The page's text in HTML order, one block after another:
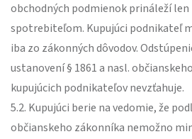
obchodných podmienok prináleží len
spotrebiteľom. Kupujúci podnikateľ
iba zo zákonných dôvodov.
ustanovení § 1861 a nasl.
kupujúcich podnikateľov nevzťahuje.
5.2. Kupujúci berie na vedomie, že
občianskeho zákonníka nemožno